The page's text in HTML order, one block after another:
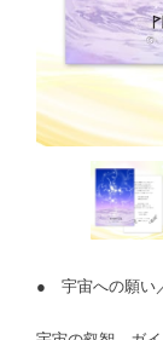
● 宇宙への願い